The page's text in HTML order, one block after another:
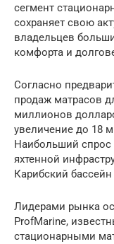
сегмент
сохраняет свою
владельцев
комфорта и
Согласно
продаж матрасов
миллионов
увеличение до 18
Наибольший спрос
яхтенной
Карибский
Лидерами рынка
ProfMarine,
стационарными